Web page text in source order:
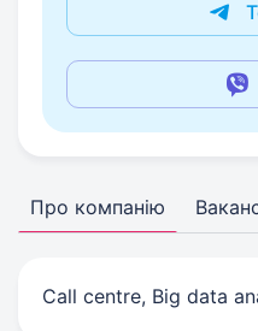
Про компанію
Call centre, Big data